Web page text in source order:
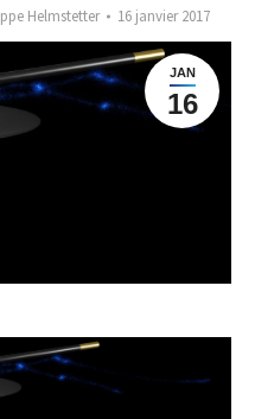
Helmstetter 16 janvier 2017
JAN
16